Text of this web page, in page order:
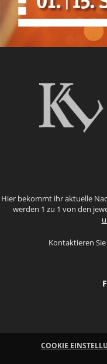
Hier bekommt ihr aktuelle
werden 1 zu 1 von den
Kontaktieren
COOKIE